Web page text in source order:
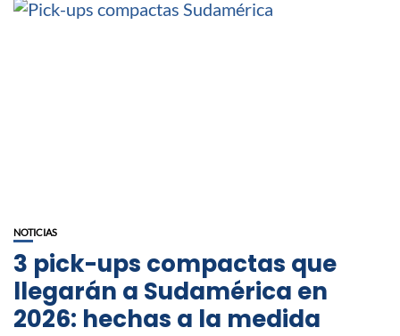
NOTICIAS
3 pick-ups compactas que
llegarán a Sudamérica en
2026: hechas a la medida